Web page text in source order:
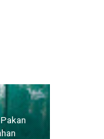
Pawai
Minta
Kuota Bagi
Asahan Masuk